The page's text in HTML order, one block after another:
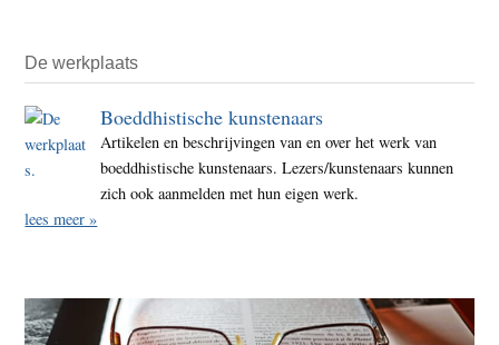
De werkplaats
Boeddhistische kunstenaars
Artikelen en beschrijvingen van en over het werk van
boeddhistische kunstenaars. Lezers/kunstenaars kunnen
zich ook aanmelden met hun eigen werk.
lees meer »